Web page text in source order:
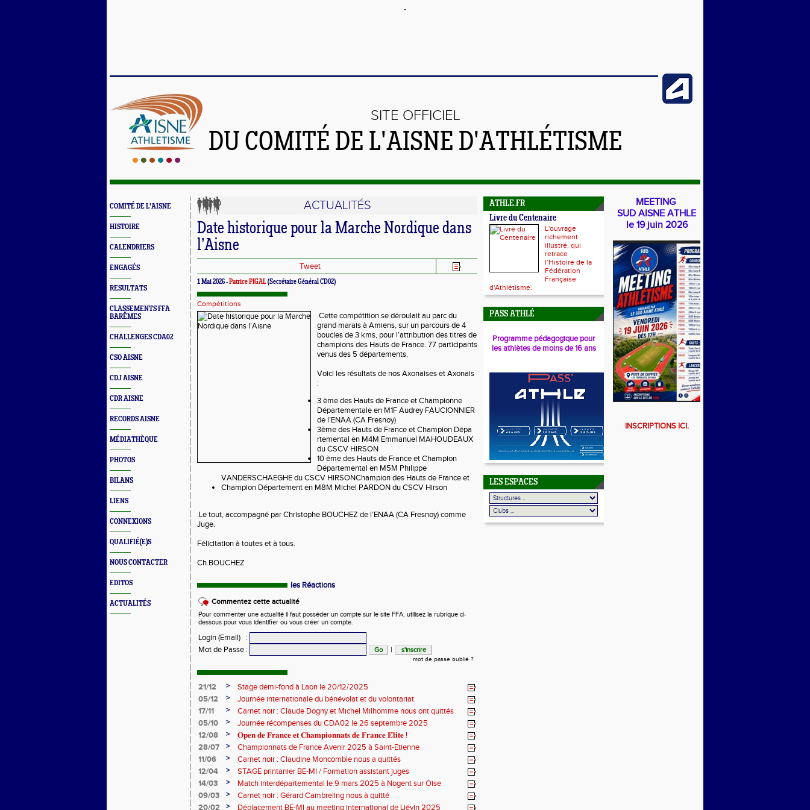
SITE OFFICIEL
DU COMITÉ DE L'AISNE D'ATHLÉTISME
COMITÉ DE L'AISNE
HISTOIRE
CALENDRIERS
ENGAGÉS
RESULTATS
CLASSEMENTS FFA
BARÊMES
CHALLENGES CDA02
CSO AISNE
CDJ AISNE
CDR AISNE
RECORDS AISNE
MÉDIATHÈQUE
PHOTOS
BILANS
LIENS
CONNEXIONS
QUALIFIÉ(E)S
NOUS CONTACTER
EDITOS
ACTUALITÉS
ACTUALITÉS
Date historique pour la Marche Nordique dans
l’Aisne
Tweet
1 Mai 2026 -Patrice PIGAL(Secrétaire Général CD02)
Compétitions
Cette compétition se déroulait au parc du
grand marais à Amiens, sur un parcours de 4
boucles de 3 kms, pour l’attribution des titres de
champions des Hauts de France. 77 participants
venus des 5 départements.
Voici les résultats de nos Axonaises et Axonais
:
3 ème des Hauts de France et Championne
Départementale en M1F Audrey FAUCIONNIER
de l’ENAA (CA Fresnoy)
3ème des Hauts de France et Champion Dépa
rtemental en M4M Emmanuel MAHOUDEAUX
du CSCV HIRSON
10 ème des Hauts de France et Champion
Départemental en M5M Philippe
VANDERSCHAEGHE du CSCV HIRSONChampion des Hauts de France et
Champion Département en M8M Michel PARDON du CSCV Hirson
.Le tout, accompagné par Christophe BOUCHEZ de l’ENAA (CA Fresnoy) comme
Juge.
Félicitation à toutes et à tous.
Ch.BOUCHEZ
les Réactions
Commentez cette actualité
Pour commenter une actualité il faut posséder un compte sur le site FFA, utilisez la rubrique ci-
dessous pour vous identifier ou vous créer un compte.
Login (Email)
:
Mot de Passe : |
mot de passe oublié ?
21/12 >
Stage demi-fond à Laon le 20/12/2025
05/12
>
Journée internationale du bénévolat et du volontariat
17/11
>
Carnet noir : Claude Dogny et Michel Milhomme nous ont quittés
05/10
>
Journée récompenses du CDA02 le 26 septembre 2025
12/08
>
𝐎𝐩𝐞𝐧 𝐝𝐞 𝐅𝐫𝐚𝐧𝐜𝐞 𝐞𝐭 𝐂𝐡𝐚𝐦𝐩𝐢𝐨𝐧𝐧𝐚𝐭𝐬 𝐝𝐞 𝐅𝐫𝐚𝐧𝐜𝐞 𝐄́𝐥𝐢𝐭𝐞 !
28/07
>
Championnats de France Avenir 2025 à Saint-Etienne
11/06
>
Carnet noir : Claudine Moncomble nous a quittés
12/04
>
STAGE printanier BE-MI / Formation assistant juges
14/03
>
Match interdépartemental le 9 mars 2025 à Nogent sur Oise
09/03
>
Carnet noir : Gérard Cambreling nous à quitté
20/02
> Déplacement BE-MI au meeting international de Liévin 2025
ATHLE.FR
Livre du Centenaire
L'ouvrage
richement
illustré, qui
retrace
l’Histoire de la
Fédération
Française
d'Athlétisme.
PASS ATHLÉ
Programme pédagogique pour
les athlètes de moins de 16 ans
LES ESPACES
MEETING
SUD AISNE ATHLE
le 19 juin 2026
INSCRIPTIONS ICI.